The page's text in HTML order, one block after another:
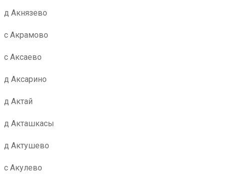
д Акнязево
с Акрамово
с Аксаево
д Аксарино
д Актай
д Акташкасы
д Актушево
с Акулево